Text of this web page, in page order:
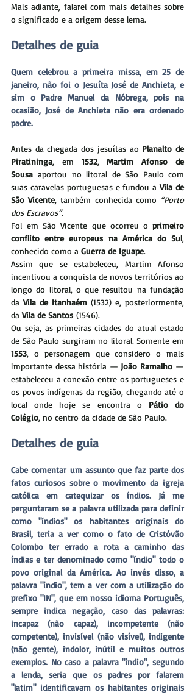
Mais adiante, falarei com mais detalhes sobre
o significado e a origem desse lema.
Detalhes de guia
Quem celebrou a primeira missa, em 25 de
janeiro, não foi o Jesuíta José de Anchieta, e
sim o Padre Manuel da Nóbrega, pois na
ocasião, José de Anchieta não era ordenado
padre.
Antes da chegada dos jesuítas ao Planalto de
Piratininga, em 1532, Martim Afonso de
Sousa aportou no litoral de São Paulo com
suas caravelas portuguesas e fundou a Vila de
São Vicente, também conhecida como “Porto
dos Escravos”.
Foi em São Vicente que ocorreu o primeiro
conflito entre europeus na América do Sul,
conhecido como a Guerra de Iguape.
Assim que se estabeleceu, Martim Afonso
incentivou a conquista de novos territórios ao
longo do litoral, o que resultou na fundação
da Vila de Itanhaém (1532) e, posteriormente,
da Vila de Santos (1546).
Ou seja, as primeiras cidades do atual estado
1553, o personagem que considero o mais
importante dessa história — João Ramalho —
estabeleceu a conexão entre os portugueses e
os povos indígenas da região, chegando até o
local onde hoje se encontra o Pátio do
Colégio, no centro da cidade de São Paulo.
Detalhes de guia
Cabe comentar um assunto que faz parte dos
fatos curiosos sobre o movimento da igreja
católica em catequizar os índios. Já me
perguntaram se a palavra utilizada para definir
como "índios" os habitantes originais do
Brasil, teria a ver como o fato de Cristóvão
Colombo ter errado a rota a caminho das
índias e ter denominado como "índio" todo o
povo original da América. Ao invés disso, a
palavra "índio", tem a ver com a utilização do
prefixo "IN", que em nosso idioma Português,
sempre indica negação, caso das palavras:
incapaz (não capaz), incompetente (não
competente), invisível (não visível), indigente
(não gente), indolor, inútil e muitos outros
exemplos. No caso a palavra "índio", segundo
a lenda, seria que os padres por falarem
"latim" identificavam os habitantes originais